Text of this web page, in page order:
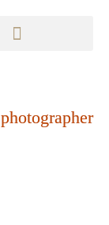
photographer